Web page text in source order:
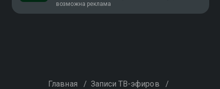
возможна реклама
Главная / Записи ТВ-эфиров /